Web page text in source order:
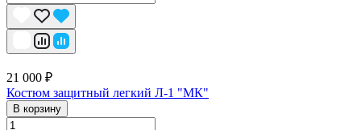
21 000 ₽
Костюм защитный легкий Л-1 "МК"
В корзину